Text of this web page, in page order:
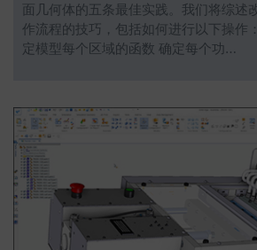
面几何体的五条最佳实践。我们将综述
作流程的技巧，包括如何进行以下操作
定模型每个区域的函数 确定每个功…